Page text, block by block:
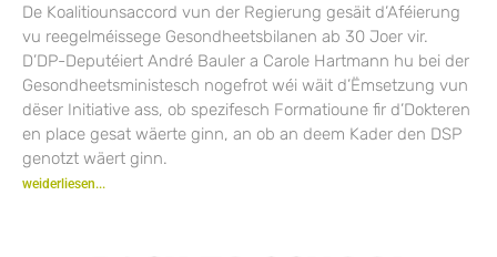
De Koalitiounsaccord vun der Regierung gesäit d’Aféierung
vu reegelméissege Gesondheetsbilanen ab 30 Joer vir.
D’DP-Deputéiert André Bauler a Carole Hartmann hu bei der
Gesondheetsministesch nogefrot wéi wäit d’Ëmsetzung vun
dëser Initiative ass, ob spezifesch Formatioune fir d’Dokteren
en place gesat wäerte ginn, an ob an deem Kader den DSP
genotzt wäert ginn.
weiderliesen...